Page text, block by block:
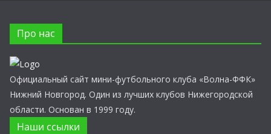
Про нас
Официальный сайт мини-футбольного клуба «Волна-ФФК»
Нижний Новгород. Один из лучших клубов Нижегородской
области. Основан в 1999 году.
Наши ссылки